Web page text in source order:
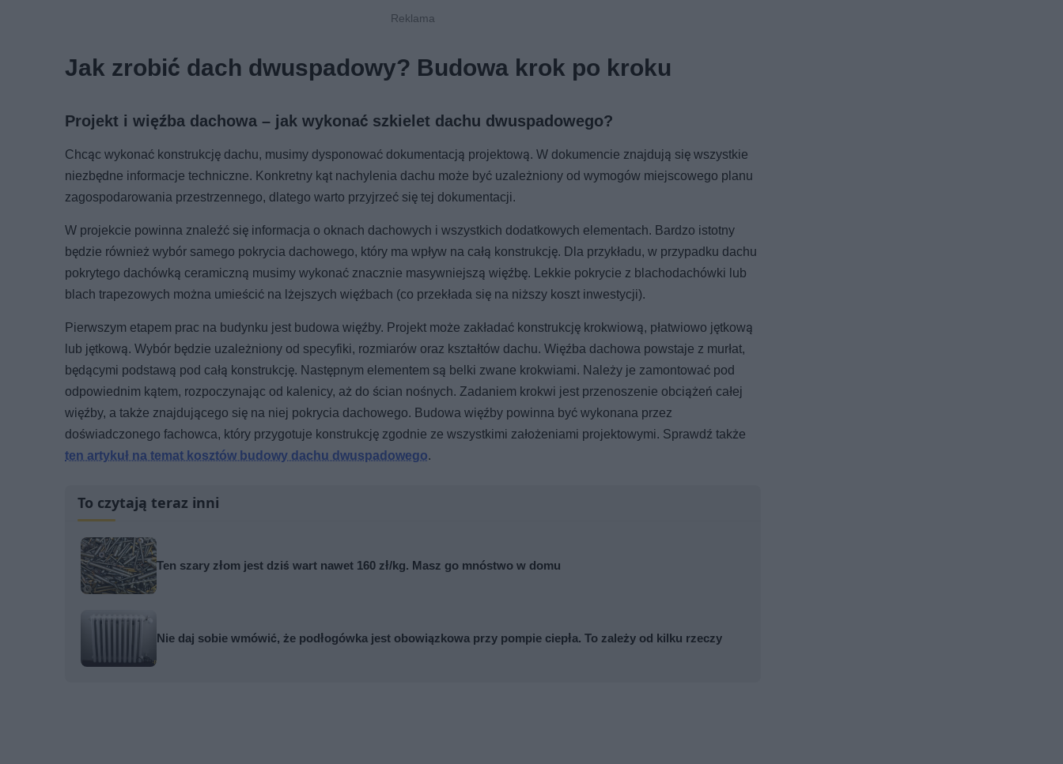
Jak zrobić dach dwuspadowy? Budowa krok po kroku
Projekt i więźba dachowa – jak wykonać szkielet dachu dwuspadowego?
Chcąc wykonać konstrukcję dachu, musimy dysponować dokumentacją projektową. W dokumencie znajdują się wszystkie
niezbędne informacje techniczne. Konkretny kąt nachylenia dachu może być uzależniony od wymogów miejscowego planu
zagospodarowania przestrzennego, dlatego warto przyjrzeć się tej dokumentacji.
W projekcie powinna znaleźć się informacja o oknach dachowych i wszystkich dodatkowych elementach. Bardzo istotny
będzie również wybór samego pokrycia dachowego, który ma wpływ na całą konstrukcję. Dla przykładu, w przypadku dachu
pokrytego dachówką ceramiczną musimy wykonać znacznie masywniejszą więźbę. Lekkie pokrycie z blachodachówki lub
blach trapezowych można umieścić na lżejszych więźbach (co przekłada się na niższy koszt inwestycji).
Pierwszym etapem prac na budynku jest budowa więźby. Projekt może zakładać konstrukcję krokwiową, płatwiowo jętkową
lub jętkową. Wybór będzie uzależniony od specyfiki, rozmiarów oraz kształtów dachu. Więźba dachowa powstaje z murłat,
będącymi podstawą pod całą konstrukcję. Następnym elementem są belki zwane krokwiami. Należy je zamontować pod
odpowiednim kątem, rozpoczynając od kalenicy, aż do ścian nośnych. Zadaniem krokwi jest przenoszenie obciążeń całej
więźby, a także znajdującego się na niej pokrycia dachowego. Budowa więźby powinna być wykonana przez
doświadczonego fachowca, który przygotuje konstrukcję zgodnie ze wszystkimi założeniami projektowymi. Sprawdź także
ten artykuł na temat kosztów budowy dachu dwuspadowego.
To czytają teraz inni
Ten szary złom jest dziś wart nawet 160 zł/kg. Masz go mnóstwo w domu
Nie daj sobie wmówić, że podłogówka jest obowiązkowa przy pompie ciepła. To zależy od kilku rzeczy